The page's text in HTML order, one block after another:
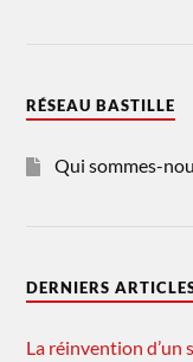
RÉSEAU BASTILLE
Qui sommes-
DERNIERS
La réinvention d’un